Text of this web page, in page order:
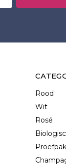
Rood
Wit
Rosé